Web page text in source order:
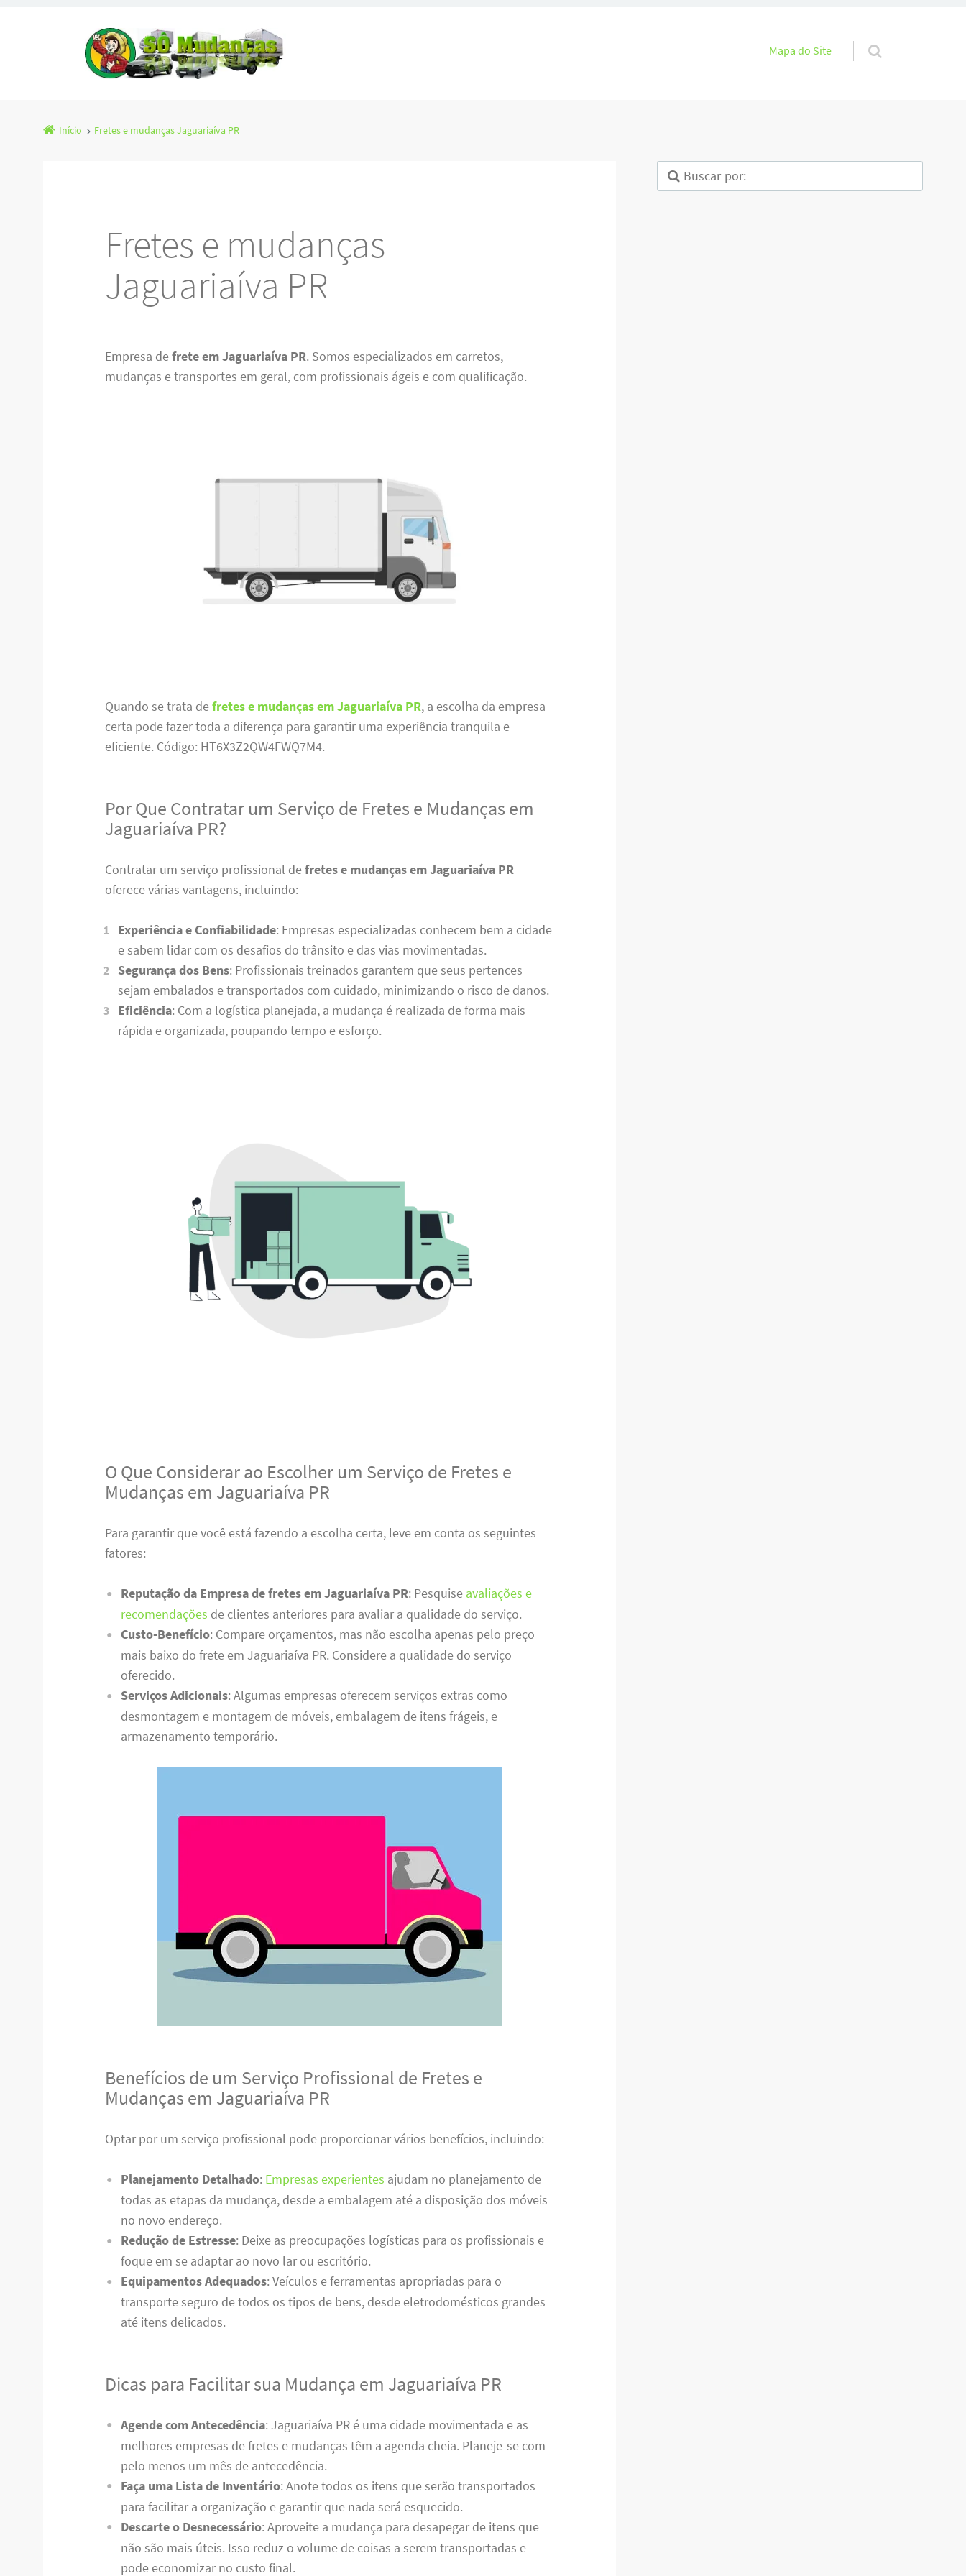
Pular para o conteúdo
Mapa do Site
Início Fretes e mudanças Jaguariaíva PR
Fretes e mudanças
Jaguariaíva PR
Empresa defrete em Jaguariaíva PR. Somos especializados em carretos,
mudanças e transportes em geral, com profissionais ágeis e com qualificação.
Quando se trata defretes e mudanças em Jaguariaíva PR, a escolha da empresa
certa pode fazer toda a diferença para garantir uma experiência tranquila e
eficiente. Código: HT6X3Z2QW4FWQ7M4.
Por Que Contratar um Serviço de Fretes e Mudanças em
Jaguariaíva PR?
Contratar um serviço profissional defretes e mudanças em Jaguariaíva PR
oferece várias vantagens, incluindo:
Experiência e Confiabilidade: Empresas especializadas conhecem bem a cidade
e sabem lidar com os desafios do trânsito e das vias movimentadas.
Segurança dos Bens: Profissionais treinados garantem que seus pertences
sejam embalados e transportados com cuidado, minimizando o risco de danos.
Eficiência: Com a logística planejada, a mudança é realizada de forma mais
rápida e organizada, poupando tempo e esforço.
O Que Considerar ao Escolher um Serviço de Fretes e
Mudanças em Jaguariaíva PR
Para garantir que você está fazendo a escolha certa, leve em conta os seguintes
fatores:
Reputação da Empresa de fretes em Jaguariaíva PR: Pesquise avaliações e
recomendações de clientes anteriores para avaliar a qualidade do serviço.
Custo-Benefício: Compare orçamentos, mas não escolha apenas pelo preço
mais baixo do frete em Jaguariaíva PR. Considere a qualidade do serviço
oferecido.
Serviços Adicionais: Algumas empresas oferecem serviços extras como
desmontagem e montagem de móveis, embalagem de itens frágeis, e
armazenamento temporário.
Benefícios de um Serviço Profissional de Fretes e
Mudanças em Jaguariaíva PR
Optar por um serviço profissional pode proporcionar vários benefícios, incluindo:
Planejamento Detalhado: Empresas experientes ajudam no planejamento de
todas as etapas da mudança, desde a embalagem até a disposição dos móveis
no novo endereço.
Redução de Estresse: Deixe as preocupações logísticas para os profissionais e
foque em se adaptar ao novo lar ou escritório.
Equipamentos Adequados: Veículos e ferramentas apropriadas para o
transporte seguro de todos os tipos de bens, desde eletrodomésticos grandes
até itens delicados.
Dicas para Facilitar sua Mudança em Jaguariaíva PR
Agende com Antecedência: Jaguariaíva PR é uma cidade movimentada e as
melhores empresas de fretes e mudanças têm a agenda cheia. Planeje-se com
pelo menos um mês de antecedência.
Faça uma Lista de Inventário: Anote todos os itens que serão transportados
para facilitar a organização e garantir que nada será esquecido.
Descarte o Desnecessário: Aproveite a mudança para desapegar de itens que
não são mais úteis. Isso reduz o volume de coisas a serem transportadas e
pode economizar no custo final.